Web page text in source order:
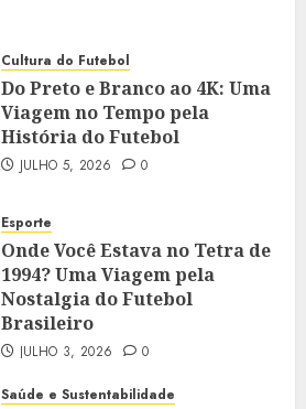
Cultura do Futebol
Do Preto e Branco ao 4K: Uma
Viagem no Tempo pela
História do Futebol
JULHO 5, 2026 0
Esporte
Onde Você Estava no Tetra de
1994? Uma Viagem pela
Nostalgia do Futebol
Brasileiro
JULHO 3, 2026 0
Saúde e Sustentabilidade